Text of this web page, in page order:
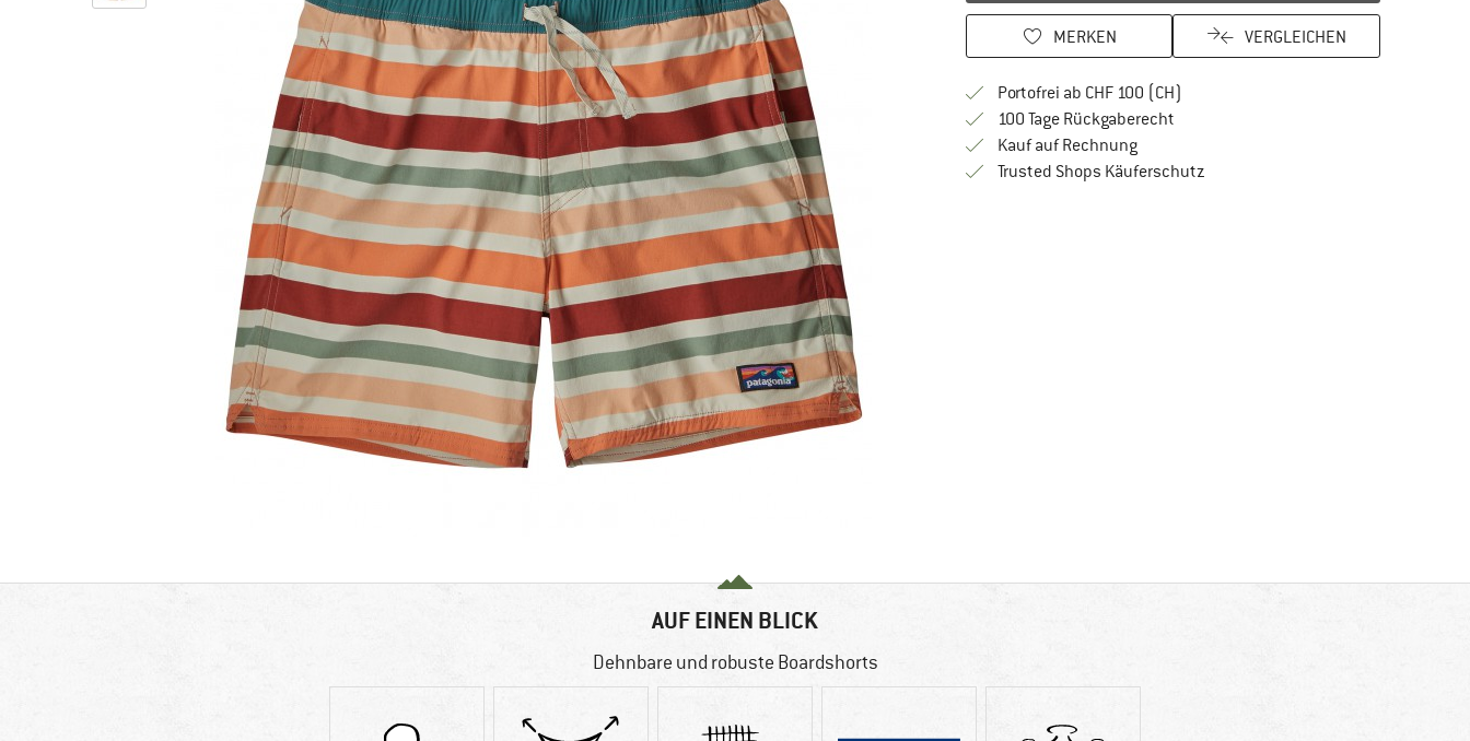
MERKEN VERGLEICHEN
Portofrei ab CHF 100 (CH)
100 Tage RückgaberechtGehe hier zu den Rückgabe-Richtlinien
Kauf auf RechnungFinde die Zahlungs-Infos hier! Öffnet sich in
Trusted Shops KäuferschutzFinde alle Infos hier!
AUF EINEN BLICK
Dehnbare und robuste Boardshorts